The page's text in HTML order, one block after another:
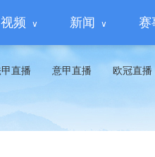
视频 新闻 赛
直播 意甲直播 欧冠直播